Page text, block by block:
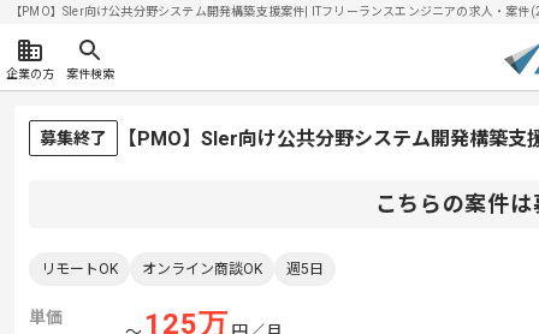
【PMO】SIer向け公共分野システム開発構築支援案件| ITフリーランスエンジニアの求人・案
企業の方 案件検索
募集終了 【PMO】SIer向け公共分野システム開発構築
こちらの案件
リモートOK オンライン商談OK 週5日
単価 125万